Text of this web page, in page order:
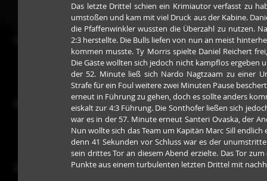
Das letzte Drittel schien ein Krimiautor verfasst zu
umstoßen und kam mit viel Druck aus der Kabine.
die Pfaffenwinkler wussten die Überzahl zu nutzen.
2:3 herstellte. Die Bulls liefen von nun an meist
kommen musste. Ty Morris spielte Daniel Reichert
Die Gäste wollten sich jedoch nicht kampflos ergeben
der 52. Minute ließ sich Nardo Nagtzaam zu einer
Strafe für ein Foul weitere zwei Minuten Pause
erneut in Führung zu gehen, doch es sollte anders
eiskalt zur 4:3 Führung. Die Sonthofer ließen sich
war es in der 57. Minute erneut Santeri Ovaska, der
Nun wollte sich das Team um Kapitän Marc Sill
denn 41 Sekunden vor Schluss war es der
sein drittes Tor an diesem Abend erzielte. Das Tor
Punkte aus einem turbulenten letzten Drittel mit